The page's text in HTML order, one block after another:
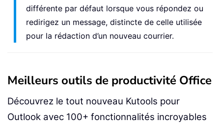
différente par défaut lorsque vous répondez ou
redirigez un message, distincte de celle utilisée
pour la rédaction d’un nouveau courrier.
Meilleurs outils de productivité Office
Découvrez le tout nouveau Kutools pour
Outlook avec 100+ fonctionnalités incroyables